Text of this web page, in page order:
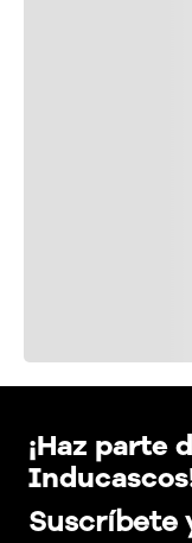
¡Haz parte
Suscríbete